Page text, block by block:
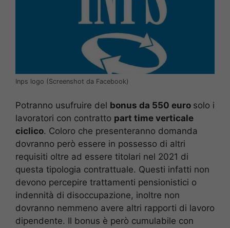
Inps logo (Screenshot da Facebook)
Potranno usufruire del bonus da 550 euro solo i
lavoratori con contratto part time verticale
ciclico. Coloro che presenteranno domanda
dovranno però essere in possesso di altri
requisiti oltre ad essere titolari nel 2021 di
questa tipologia contrattuale. Questi infatti non
devono percepire trattamenti pensionistici o
indennità di disoccupazione, inoltre non
dovranno nemmeno avere altri rapporti di lavoro
dipendente. Il bonus è però cumulabile con